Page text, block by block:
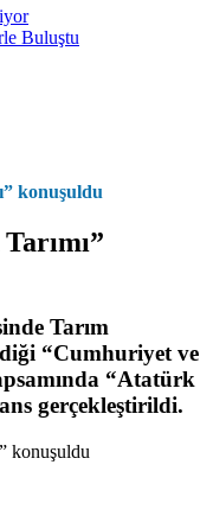
Buluştu
konuşuldu
Tarım
“Cumhuriyet ve
“Atatürk
gerçekleştirildi.